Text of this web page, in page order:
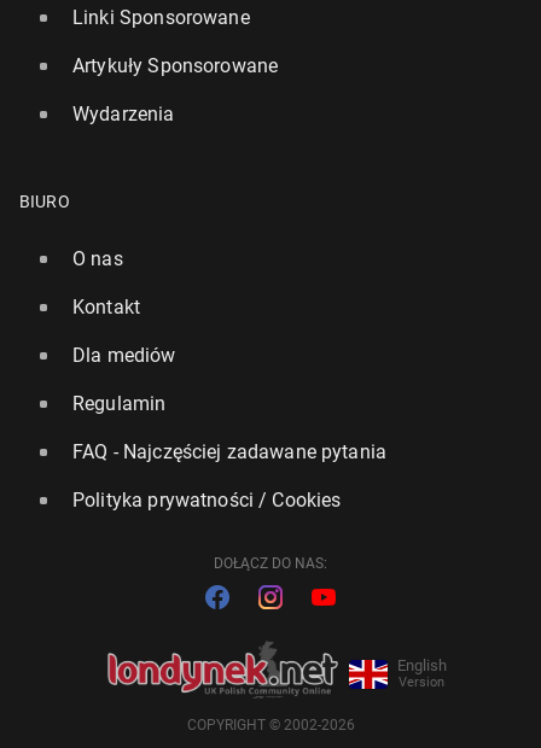
Linki Sponsorowane
Artykuły Sponsorowane
Wydarzenia
BIURO
O nas
Kontakt
Dla mediów
Regulamin
FAQ - Najczęściej zadawane pytania
Polityka prywatności / Cookies
DOŁĄCZ DO NAS:
English
Version
COPYRIGHT © 2002-2026